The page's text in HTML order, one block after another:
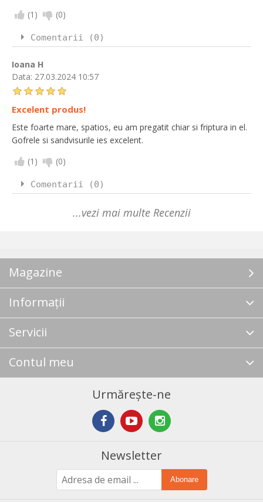
(1 ) (0)
Comentarii (0)
Ioana H
Data: 27.03.2024 10:57
Excelent produs!
Este foarte mare, spatios, eu am pregatit chiar si friptura in el.
Gofrele si sandvisurile ies excelent.
(1 ) (0)
Comentarii (0)
...vezi mai multe Recenzii
Magazine
Informații
Servicii
Contul meu
Urmărește-ne
Newsletter
Abonare